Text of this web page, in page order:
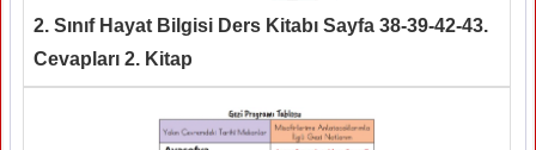
2. Sınıf Hayat Bilgisi Ders Kitabı Sayfa 38-39-42-43.
Cevapları 2. Kitap